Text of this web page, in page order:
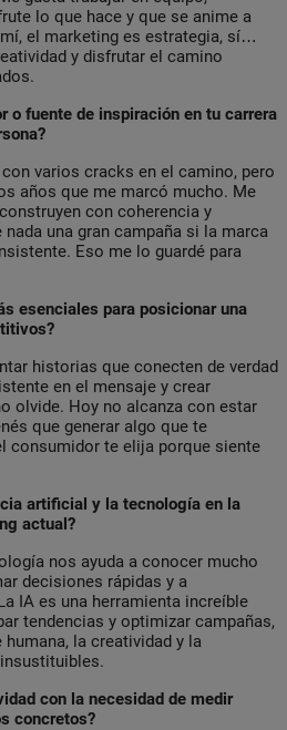
lo que hace y que se anime a
el marketing es estrategia, sí…
y disfrutar el camino
o fuente de inspiración en tu carrera
varios cracks en el camino, pero
años que me marcó mucho. Me
con coherencia y
una gran campaña si la marca
Eso me lo guardé para
esenciales para posicionar una
historias que conecten de verdad
en el mensaje y crear
olvide. Hoy no alcanza con estar
que generar algo que te
consumidor te elija porque siente
artificial y la tecnología en la
actual?
nos ayuda a conocer mucho
decisiones rápidas y a
IA es una herramienta increíble
tendencias y optimizar campañas,
la creatividad y la
con la necesidad de medir
concretos?